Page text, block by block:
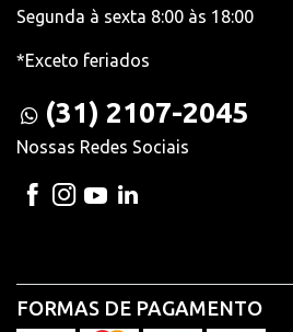
Segunda à sexta 8:00 às 18:00
*Exceto feriados
(31) 2107-2045
Nossas Redes Sociais
FORMAS DE PAGAMENTO